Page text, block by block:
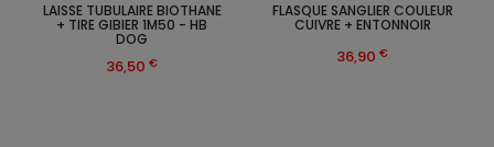
LAISSE TUBULAIRE BIOTHANE
+ TIRE GIBIER 1M50 - HB
DOG
36,50 €
FLASQUE SANGLIER COULEUR
CUIVRE + ENTONNOIR
36,90 €